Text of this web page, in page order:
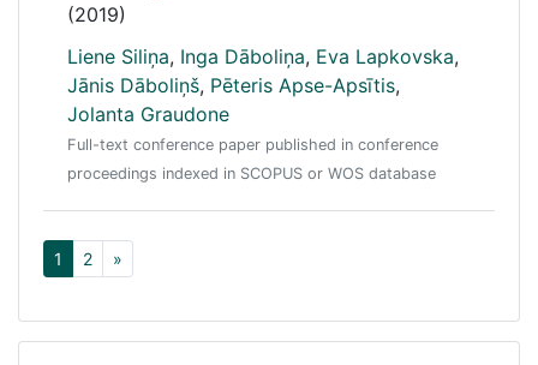
(2019)
Liene Siliņa, Inga Dāboliņa, Eva Lapkovska,
Jānis Dāboliņš, Pēteris Apse-Apsītis,
Jolanta Graudone
Full-text conference paper published in conference
proceedings indexed in SCOPUS or WOS database
1 2 »